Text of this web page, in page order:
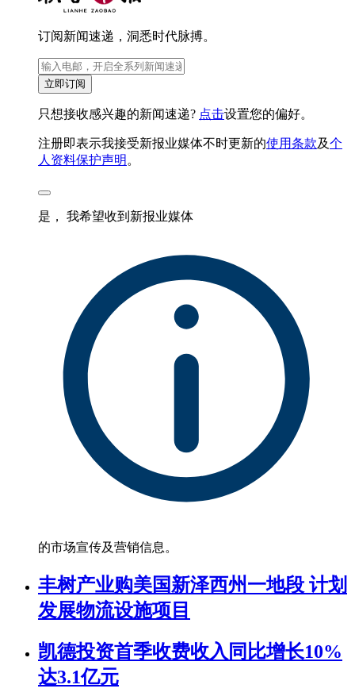
订阅新闻速递，洞悉时代脉搏。
立即订阅
只想接收感兴趣的新闻速递? 点击设置您的偏好。
注册即表示我接受新报业媒体不时更新的使用条款及个
人资料保护声明 。
是， 我希望收到新报业媒体
的市场宣传及营销信息。
丰树产业购美国新泽西州一地段 计划
发展物流设施项目
凯德投资首季收费收入同比增长10%
达3.1亿元